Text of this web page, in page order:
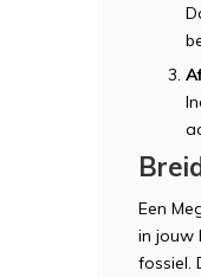
Een
in jouw
fossiel.